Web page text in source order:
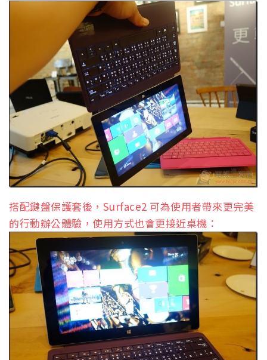
搭配鍵盤保護套後，Surface2 可為使用者帶來更完美
的行動辦公體驗，使用方式也會更接近桌機：